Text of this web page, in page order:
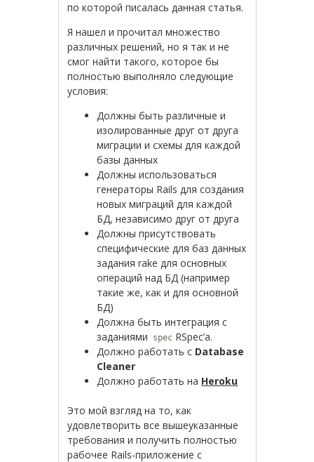
по которой писалась данная статья.
Я нашел и прочитал множество
различных решений, но я так и не
смог найти такого, которое бы
полностью выполняло следующие
условия:
Должны быть различные и
изолированные друг от друга
миграции и схемы для каждой
базы данных
Должны использоваться
генераторы Rails для создания
новых миграций для каждой
БД, независимо друг от друга
Должны присутствовать
специфические для баз данных
задания rake для основных
операций над БД (например
такие же, как и для основной
БД)
Должна быть интеграция с
заданиями
spec RSpec’а.
Должно работать с Database
Cleaner
Должно работать на Heroku
Это мой взгляд на то, как
удовлетворить все вышеуказанные
требования и получить полностью
рабочее Rails-приложение с